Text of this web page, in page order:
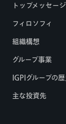
トップメッセージ
フィロソフィ
組織構想
グループ事業
IGPIグループの
主な投資先